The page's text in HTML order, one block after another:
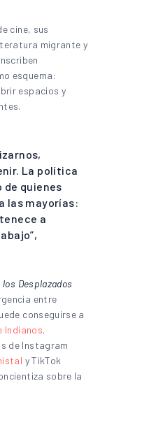
cine, sus
migrante y
esquema:
espacios y
La política
de quienes
las mayorías:
a
Desplazados
entre
conseguirse a
Indianos.
de Instagram
y TikTok
sobre la